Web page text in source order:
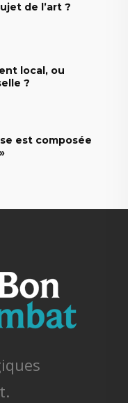
de l’art ?
local, ou
?
est composée